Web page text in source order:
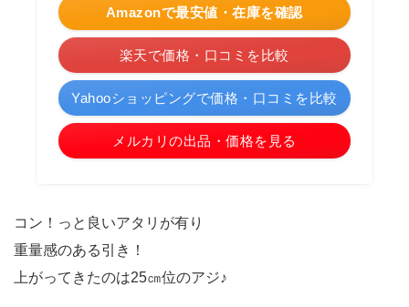
Amazonで最安値・在庫を確認
楽天で価格・口コミを比較
Yahooショッピングで価格・口コミを比較
メルカリの出品・価格を見る
コン！っと良いアタリが有り
重量感のある引き！
上がってきたのは25㎝位のアジ♪